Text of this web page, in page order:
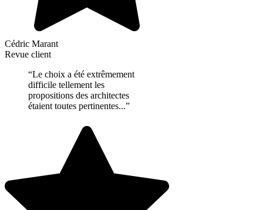
Cédric Marant
Revue client
“Le choix a été extrêmement
difficile tellement les
propositions des architectes
étaient toutes pertinentes...”